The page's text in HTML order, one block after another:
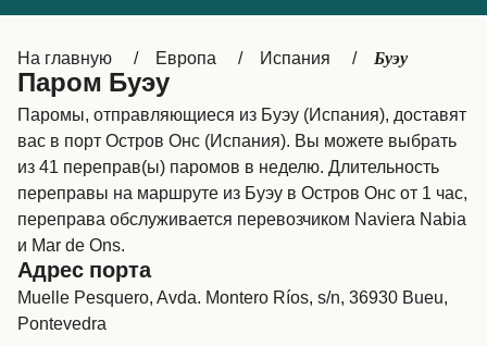
Ελλάδα Belgique (FR)
Polska Deutschland
Schweiz (DE)
Україна Indonesia
المغرب
На главную Европа Испания Буэу
Паром Буэу
Паромы, отправляющиеся из Буэу (Испания), доставят
вас в порт Остров Oнс (Испания). Вы можете выбрать
из 41 переправ(ы) паромов в неделю. Длительность
переправы на маршруте из Буэу в Остров Oнс от 1 час,
переправа обслуживается перевозчиком Naviera Nabia
и Mar de Ons.
Адрес порта
Muelle Pesquero, Avda. Montero Ríos, s/n, 36930 Bueu,
Pontevedra